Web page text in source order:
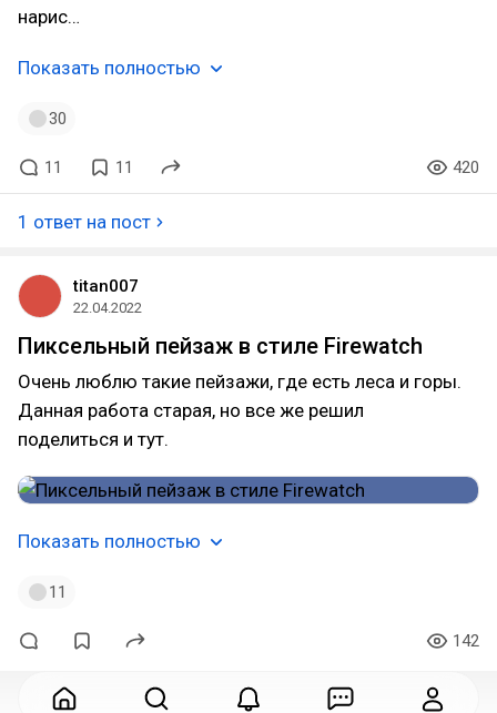
нарис…
Показать полностью
30
11 11 420
1 ответ на пост
titan007
22.04.2022
Пиксельный пейзаж в стиле Firewatch
Очень люблю такие пейзажи, где есть леса и горы.
Данная работа старая, но все же решил
поделиться и тут.
Показать полностью
11
142